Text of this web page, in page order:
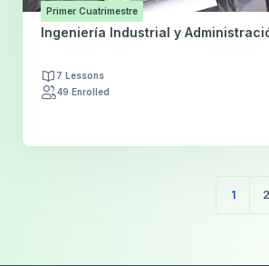
Primer Cuatrimestre
Ingeniería Industrial y
7 Lessons
49 Enrolled
1
(actual)
2